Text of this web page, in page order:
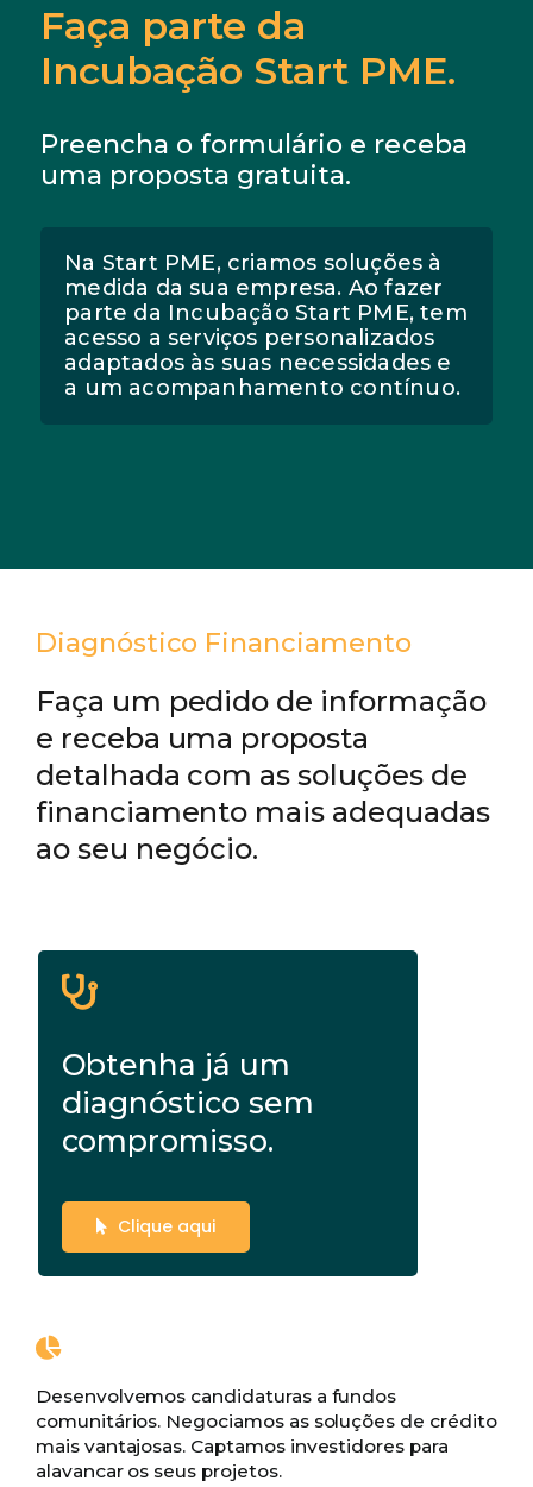
Faça parte da
Incubação Start PME.
Preencha o formulário e receba
uma proposta gratuita.
Na Start PME, criamos soluções à
medida da sua empresa. Ao fazer
parte da Incubação Start PME, tem
acesso a serviços personalizados
adaptados às suas necessidades e
a um acompanhamento contínuo.
Diagnóstico Financiamento
Faça um pedido de informação
e receba uma proposta
detalhada com as soluções de
financiamento mais adequadas
ao seu negócio.
Obtenha já um
diagnóstico sem
compromisso.
Clique aqui
Desenvolvemos candidaturas a fundos
comunitários. Negociamos as soluções de crédito
mais vantajosas. Captamos investidores para
alavancar os seus projetos.